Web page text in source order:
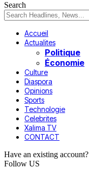
Search
Accueil
Actualites
Politique
Économie
Culture
Diaspora
Opinions
Sports
Technologie
Celebrites
Xalima TV
CONTACT
Have an existing account?
Follow US